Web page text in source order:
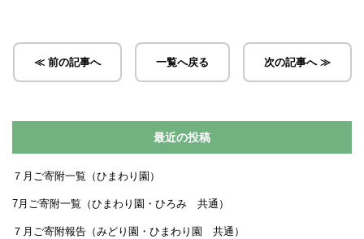
≪ 前の記事へ 一覧へ戻る 次の記事へ ≫
最近の投稿
７月ご寄附一覧（ひまわり園）
7月ご寄附一覧（ひまわり園・ひろみ 共通）
７月ご寄附報告（みどり園・ひまわり園 共通）